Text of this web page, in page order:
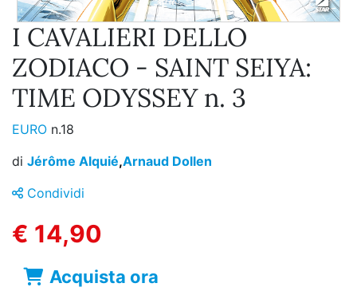
I CAVALIERI DELLO
ZODIACO - SAINT SEIYA:
TIME ODYSSEY n. 3
EURO n.18
di Jérôme Alquié,Arnaud Dollen
Condividi
€ 14,90
Acquista ora